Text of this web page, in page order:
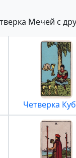
Мечей с
Четверка